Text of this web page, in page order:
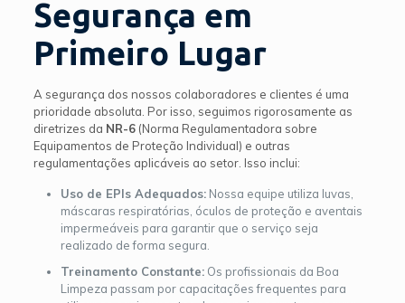
Segurança em
Primeiro Lugar
A segurança dos nossos colaboradores e clientes é uma
prioridade absoluta. Por isso, seguimos rigorosamente as
diretrizes da NR-6(Norma Regulamentadora sobre
Equipamentos de Proteção Individual) e outras
regulamentações aplicáveis ao setor. Isso inclui:
Uso de EPIs Adequados:Nossa equipe utiliza luvas,
máscaras respiratórias, óculos de proteção e aventais
impermeáveis para garantir que o serviço seja
realizado de forma segura.
Treinamento Constante:Os profissionais da Boa
Limpeza passam por capacitações frequentes para